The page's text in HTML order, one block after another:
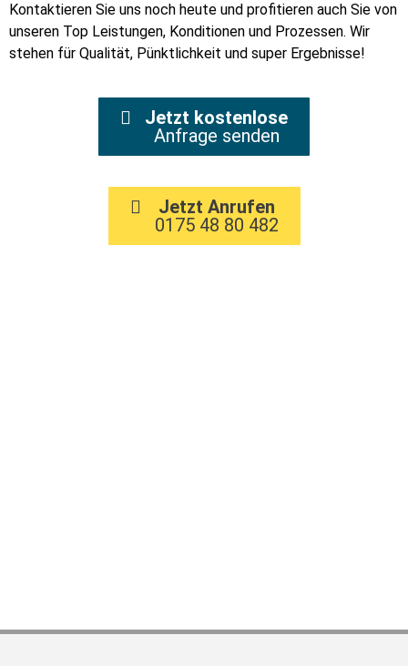
Kontaktieren Sie uns noch heute und profitieren auch Sie von
unseren Top Leistungen, Konditionen und Prozessen. Wir
stehen für Qualität, Pünktlichkeit und super Ergebnisse!
Jetzt kostenlose
Anfrage senden
Jetzt Anrufen
0175 48 80 482